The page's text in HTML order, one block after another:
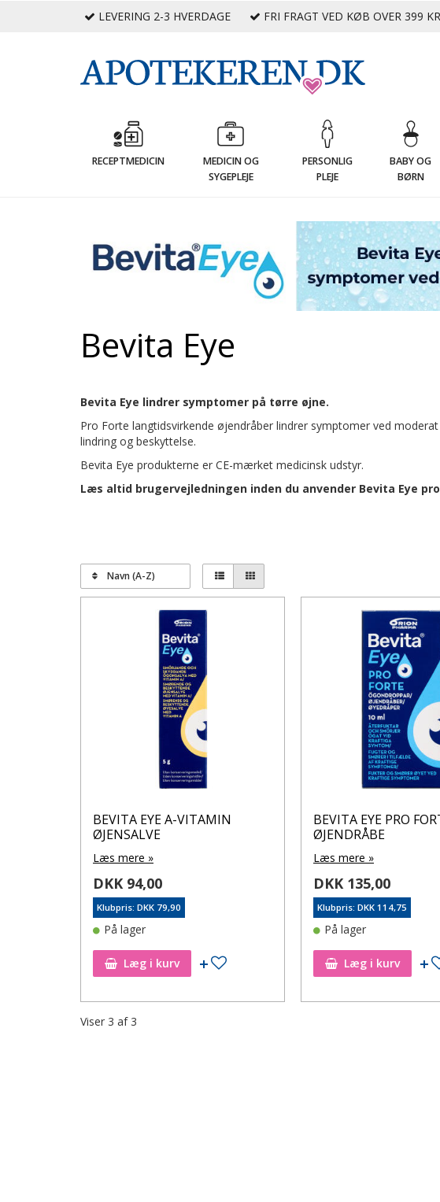
LEVERING 2-3 HVERDAGE FRI FRAGT VED KØB OVER 399
RECEPTMEDICIN
MEDICIN OG
SYGEPLEJE
PERSONLIG
PLEJE
BABY OG
BØRN
Bevita Eye
Bevita Eye lindrer symptomer på tørre øjne.
Pro Forte langtidsvirkende øjendråber lindrer symptomer ved
lindring og beskyttelse.
Bevita Eye produkterne er CE-mærket medicinsk udstyr.
Læs altid brugervejledningen inden du anvender Bevita Eye
Navn (A-Z)
BEVITA EYE A-VITAMIN
ØJENSALVE
Læs mere »
DKK 94,00
Klubpris: DKK 79,90
På lager
Læg i kurv Tilføj til ønskeseddel
BEVITA EYE PRO
ØJENDRÅBE
Læs mere »
DKK 135,00
Klubpris: DKK 114,75
På lager
Læg i kurv
Viser 3 af 3